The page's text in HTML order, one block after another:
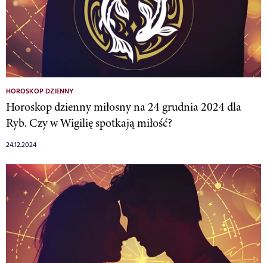
HOROSKOP DZIENNY
Horoskop dzienny miłosny na 24 grudnia 2024 dla
Ryb. Czy w Wigilię spotkają miłość?
24.12.2024